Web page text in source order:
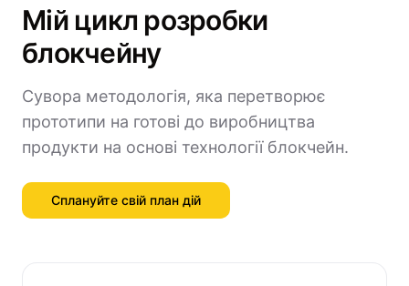
Мій цикл розробки
блокчейну
Сувора методологія, яка перетворює
прототипи на готові до виробництва
продукти на основі технології блокчейн.
Сплануйте свій план дій